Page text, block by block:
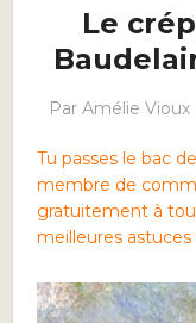
Le
Par Amélie Vioux
Tu passes le bac
membre de
gratuitement à
meilleures astuces